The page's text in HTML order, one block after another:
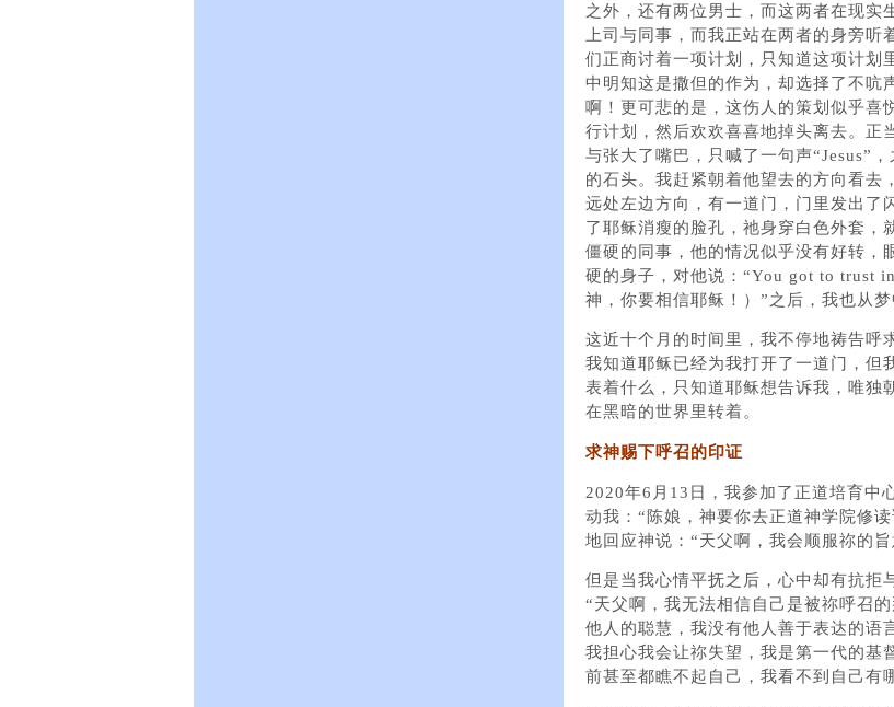
之外，还有两位男士，而这两者在现实
上司与同事，而我正站在两者的身旁
们正商讨着一项计划，只知道这项计划
中明知这是撒但的作为，却选择了不吭
啊！更可悲的是，这伤人的策划似乎喜
行计划，然后欢欢喜喜地掉头离去。正
与张大了嘴巴，只喊了一句声“Jesus”
的石头。我赶紧朝着他望去的方向看去
远处左边方向，有一道门，门里发出了
了耶稣消瘦的脸孔，祂身穿白色外套，
僵硬的同事，他的情况似乎没有好转，
硬的身子，对他说：“You got to trust
神，你要相信耶稣！）”之后，我也从梦
这近十个月的时间里，我不停地祷告呼
我知道耶稣已经为我打开了一道门，但
表着什么，只知道耶稣想告诉我，唯独
在黑暗的世界里转着。
求神赐下呼召的印证
2020年6月13日，我参加了正道培育中
动我：“陈娘，神要你去正道神学院修
地回应神说：“天父啊，我会顺服祢的
但是当我心情平抚之后，心中却有抗拒
“天父啊，我无法相信自己是被祢呼召
他人的聪慧，我没有他人善于表达的语
我担心我会让祢失望，我是第一代的基
前甚至都瞧不起自己，我看不到自己有